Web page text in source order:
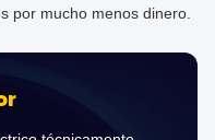
por mucho menos dinero.